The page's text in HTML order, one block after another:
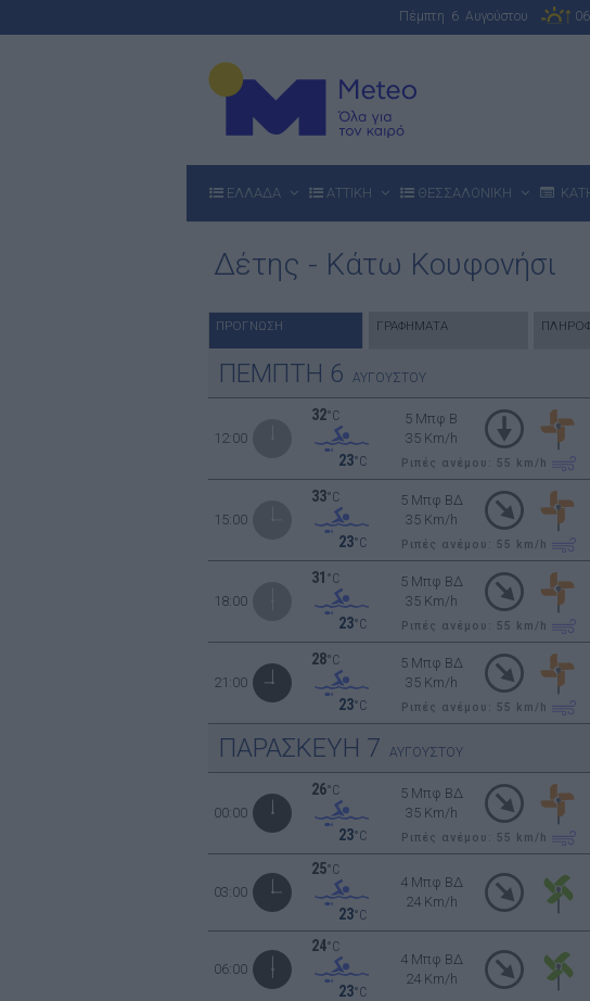
Πέμπτη 6 Αυγούστου
ΕΛΛΑΔΑ ΑΤΤΙΚΗ ΘΕΣΣΑΛΟΝΙΚΗ
Δέτης - Κάτω Κουφονήσι
ΠΡΟΓΝΩΣΗ ΓΡΑΦΗΜΑΤΑ
ΠΕΜΠΤΗ 6 ΑΥΓΟΥΣΤΟΥ
12:00
32°C
23°C
5 Μπφ B
35 Km/h
Ριπές ανέμου: 55 km/h
15:00
33°C
23°C
5 Μπφ ΒΔ
35 Km/h
Ριπές ανέμου: 55 km/h
18:00
31 °C
23°C
5 Μπφ ΒΔ
35 Km/h
Ριπές ανέμου: 55 km/h
21:00
28°C
23°C
5 Μπφ ΒΔ
35 Km/h
Ριπές ανέμου: 55 km/h
ΠΑΡΑΣΚΕΥΗ 7 ΑΥΓΟΥΣΤΟΥ
00:00
26°C
23°C
5 Μπφ ΒΔ
35 Km/h
Ριπές ανέμου: 55 km/h
03:00
25°C
23°C
4 Μπφ ΒΔ
24 Km/h
06:00
24°C
23°C
4 Μπφ ΒΔ
24 Km/h